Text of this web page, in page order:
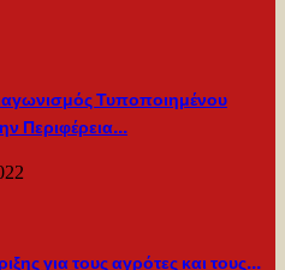
Τυποποιημένου
Περιφέρεια…
για τους αγρότες και τους…